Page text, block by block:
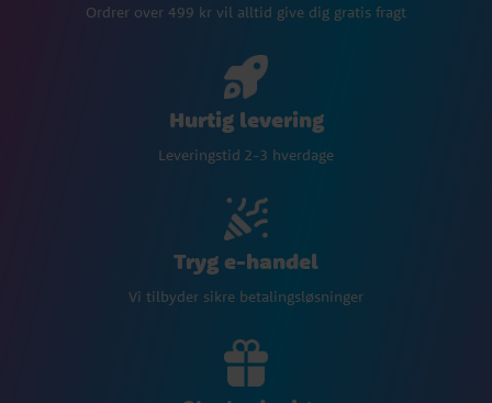
Ordrer over 499 kr vil alltid give dig gratis fragt
Hurtig levering
Leveringstid 2-3 hverdage
Tryg e-handel
Vi tilbyder sikre betalingsløsninger